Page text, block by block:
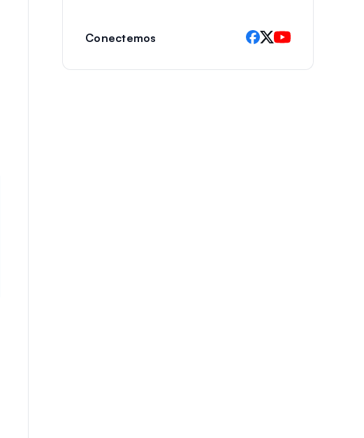
t
ó
Conectemos